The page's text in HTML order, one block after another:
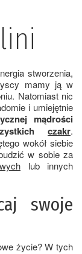
stworzenia,
mamy ją w
Natomiast nic
i umiejętnie
mądrości
czakr.
wokół siebie
w sobie za
lub innych
swoje
życie? W tych